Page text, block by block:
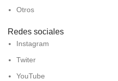
Otros
Redes sociales
Instagram
Twiter
YouTube